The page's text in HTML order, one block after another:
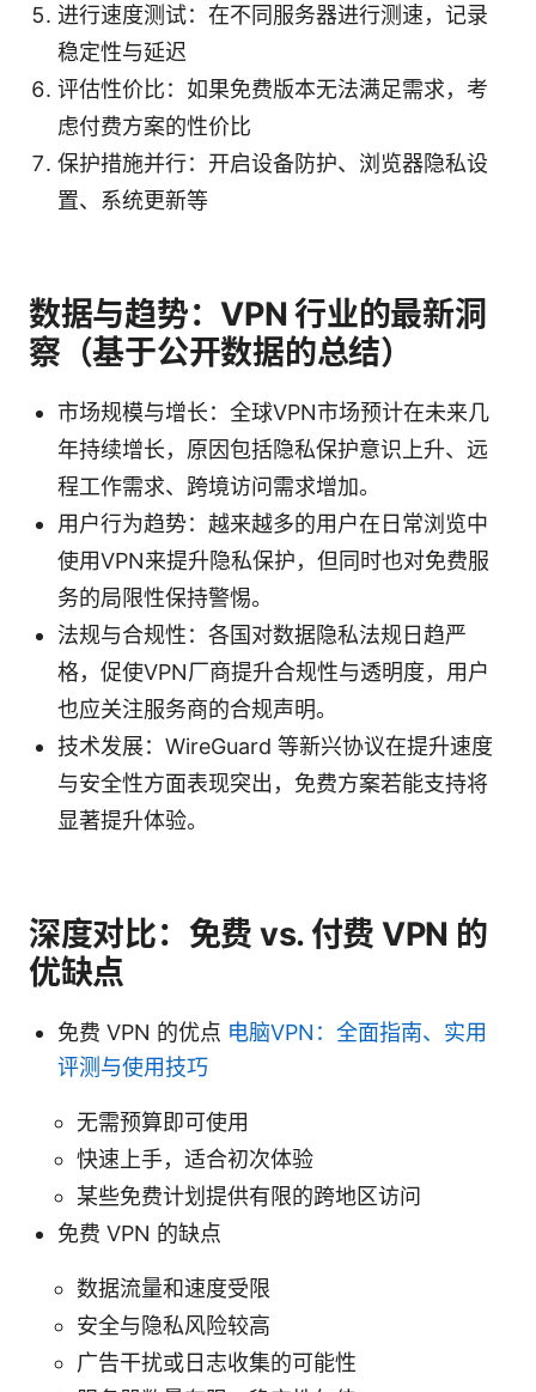
进行速度测试：在不同服务器进行测速，记录
稳定性与延迟
评估性价比：如果免费版本无法满足需求，考
虑付费方案的性价比
保护措施并行：开启设备防护、浏览器隐私设
置、系统更新等
数据与趋势：VPN 行业的最新洞
察（基于公开数据的总结）
市场规模与增长：全球VPN市场预计在未来几
年持续增长，原因包括隐私保护意识上升、远
程工作需求、跨境访问需求增加。
用户行为趋势：越来越多的用户在日常浏览中
使用VPN来提升隐私保护，但同时也对免费服
务的局限性保持警惕。
法规与合规性：各国对数据隐私法规日趋严
格，促使VPN厂商提升合规性与透明度，用户
也应关注服务商的合规声明。
技术发展：WireGuard 等新兴协议在提升速度
与安全性方面表现突出，免费方案若能支持将
显著提升体验。
深度对比：免费 vs. 付费 VPN 的
优缺点
免费 VPN 的优点 电脑VPN：全面指南、实用
评测与使用技巧
无需预算即可使用
快速上手，适合初次体验
某些免费计划提供有限的跨地区访问
免费 VPN 的缺点
数据流量和速度受限
安全与隐私风险较高
广告干扰或日志收集的可能性